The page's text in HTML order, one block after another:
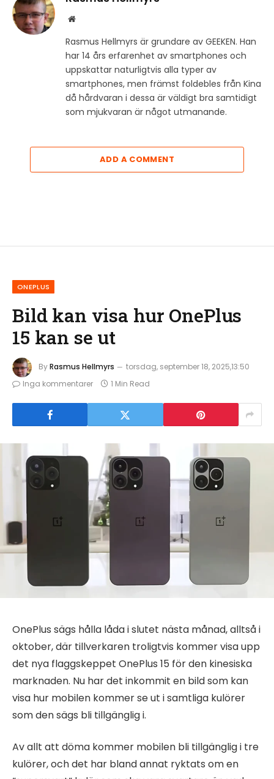
Website
Rasmus Hellmyrs är grundare av GEEKEN. Han
har 14 års erfarenhet av smartphones och
uppskattar naturligtvis alla typer av
smartphones, men främst foldebles från Kina
då hårdvaran i dessa är väldigt bra samtidigt
som mjukvaran är något utmanande.
ADD A COMMENT
ONEPLUS
Bild kan visa hur OnePlus
15 kan se ut
ByRasmus Hellmyrs
torsdag, september 18, 2025,13:50
Inga kommentarer
1 Min Read
OnePlus sägs hålla låda i slutet nästa månad, alltså i
oktober, där tillverkaren troligtvis kommer visa upp
det nya flaggskeppet OnePlus 15 för den kinesiska
marknaden. Nu har det inkommit en bild som kan
visa hur mobilen kommer se ut i samtliga kulörer
som den sägs bli tillgänglig i.
Av allt att döma kommer mobilen bli tillgänglig i tre
kulörer, och det har bland annat ryktats om en